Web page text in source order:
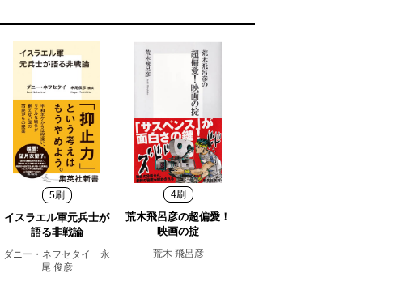
5刷
イスラエル軍元兵士が
語る非戦論
ダニー・ネフセタイ 永
尾 俊彦
4刷
荒木飛呂彦の超偏愛！
映画の掟
荒木 飛呂彦